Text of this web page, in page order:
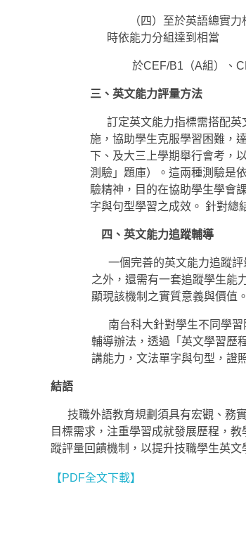
（四）至於英語總實力標
時依能力分組達到相當
於CEF/B1（A組）、
三、英文能力評量方法
訂定英文能力指標需搭配
施，協助學生克服學習困難，
下、及大三上學期舉行會考，
測驗」題庫）。這兩種測驗是
驗精神，目的在協助學生學會
字與句型學習之成效。 針對總
四、英文能力追蹤輔導
一個完善的英文能力追蹤
之外，還需有一套追蹤學生能
顯現該機制之實質意義與價值。
南台科大針對學生不同學
輔導辦法，透過「英文學習歷
講能力，文法單字與句型，證
結語
技職外語教育規劃須具有宏觀、務
目標需求，注重學習成就發展歷程，
蹤評量回饋機制，以提升技職學生英
【PDF全文下載】